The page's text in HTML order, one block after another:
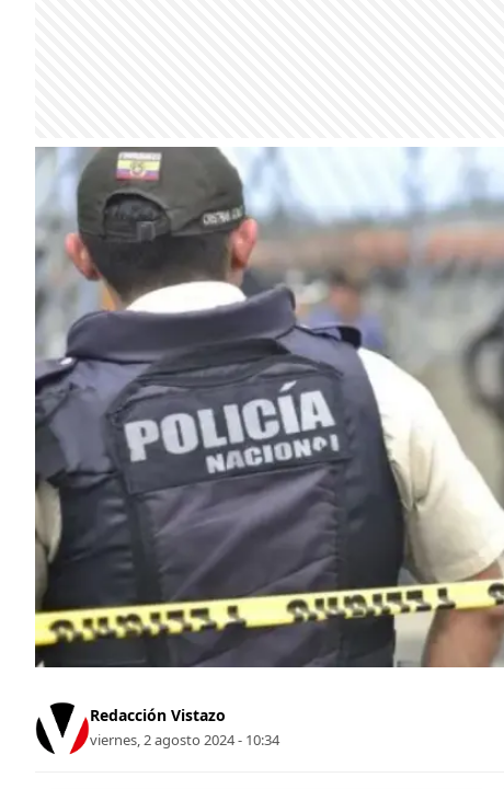
Redacción Vistazo
viernes, 2 agosto 2024 - 10:34